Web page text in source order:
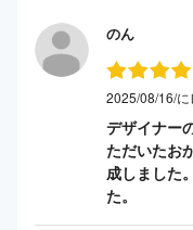
のん
2025/08/16/
デザイナー
ただいたお
成しました
た。